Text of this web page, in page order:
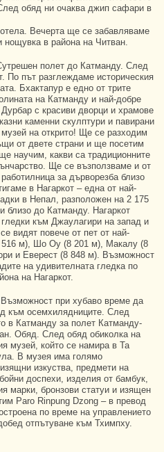
обяд ни очаква джип сафари в
Вечерта ще се забавляваме
нощувка в района на Читван.
полет до Катманду. След
По път разглеждаме историческия
Бхактапур е едно от трите
на Катманду и най-добре
с красиви дворци и храмове
каменни скулптури и павирани
на открито! Ще се разходим
от двете страни и ще посетим
научим, какви са традиционните
Ще се възползваме и от
за дърворезба близо
в Нагаркот – една от най-
в Непал, разположен на 2 175
близо до Катманду. Нагаркот
към Джаулагири на запад и
видят повече от пет от най-
516 м), Шо Оу (8 201 м), Макалу (8
и Еверест (8 848 м). Възможност
на удивителната гледка по
на Нагаркот.
при хубаво време да
към осемхилядниците. След
в Катманду за полет Катманду-
Обяд. След обяд обиколка на
музей, който се намира в Ta
В музея има голямо
изкуства, предмети на
доспехи, изделия от бамбук,
марки, бронзови статуи и изящен
Paro Rinpung Dzong – в превод
по време на управлението
отпътуване към Тхимпху.